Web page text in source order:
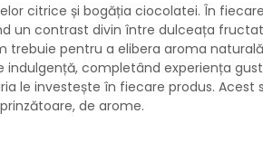
citrice și bogăția ciocolatei. În
un contrast divin între dulceața
trebuie pentru a elibera aroma
completând experiența
le investește în fiecare produs. Acest
de arome.